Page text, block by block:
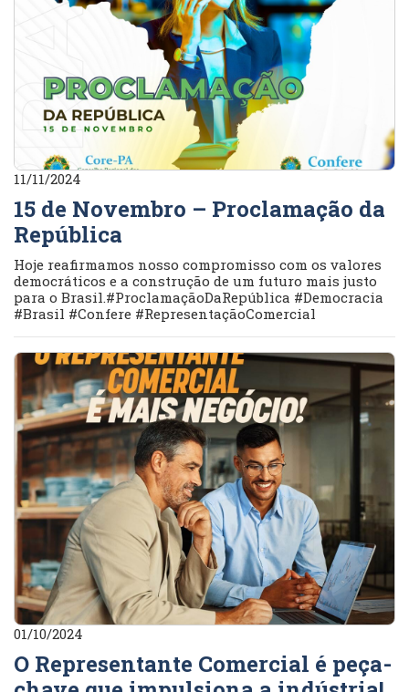
11/11/2024
15 de Novembro – Proclamação da
República
Hoje reafirmamos nosso compromisso com os valores
democráticos e a construção de um futuro mais justo
para o Brasil.#ProclamaçãoDaRepública #Democracia
#Brasil #Confere #RepresentaçãoComercial
01/10/2024
O Representante Comercial é peça-